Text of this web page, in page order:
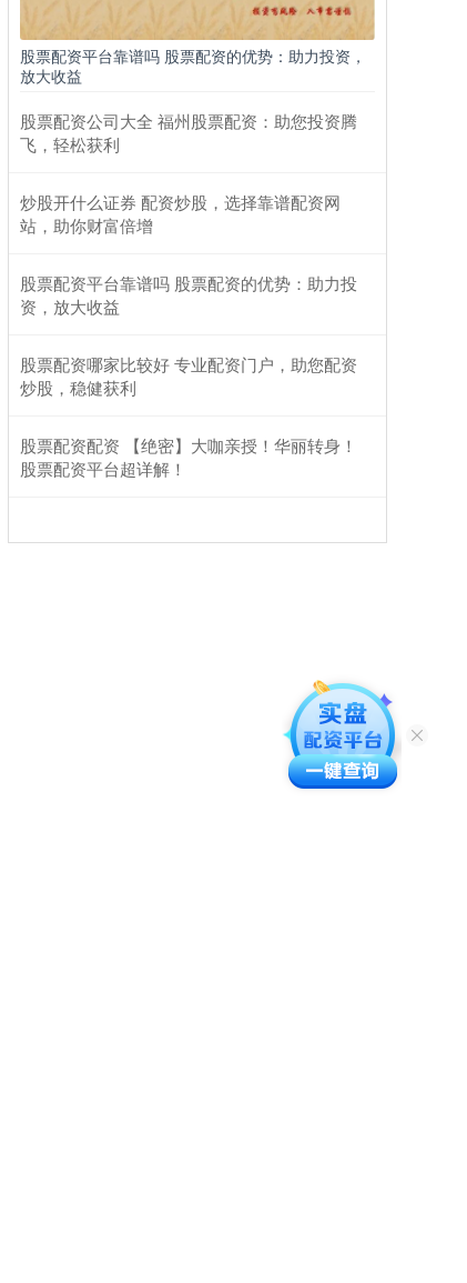
股票配资平台靠谱吗 股票配资的优势：助力投资，
放大收益
股票配资公司大全 福州股票配资：助您投资腾
飞，轻松获利
炒股开什么证券 配资炒股，选择靠谱配资网
站，助你财富倍增
股票配资平台靠谱吗 股票配资的优势：助力投
资，放大收益
股票配资哪家比较好 专业配资门户，助您配资
炒股，稳健获利
股票配资配资 【绝密】大咖亲授！华丽转身！
股票配资平台超详解！